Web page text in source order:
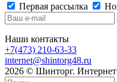
Первая рассылка
Наши контакты
+7(473) 210-63-33
internet@shintorg48.ru
2026 © Шинторг. Интернет